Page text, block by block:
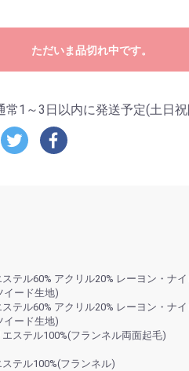
ただいま品切れ中です。
常1～3日以内に発送予定(土日
テル60% アクリル20% レーヨン・ナ
イード生地)
テル60% アクリル20% レーヨン・ナ
イード生地)
ステル100%(フランネル両面起毛)
テル100%(フランネル)